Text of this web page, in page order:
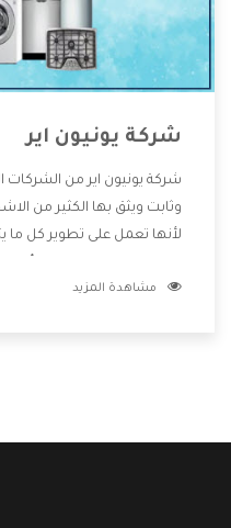
شركة يونيون اير
شركة يونيون اير من الشركات
وثابت ويثق بها الكثير من
لأنها تعمل على تطوير كل ما
وتقدم للعملاء أقوى
مشاهدة المزيد